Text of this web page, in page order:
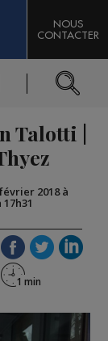
NOUS
CONTACTER
Talotti |
2018 à